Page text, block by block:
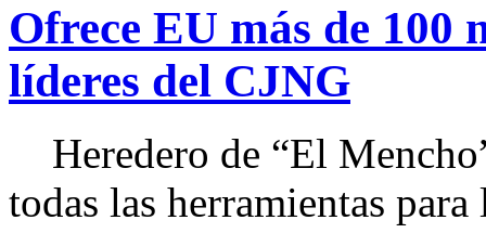
Ofrece EU más de 100
líderes del CJNG
Heredero de “El
todas las herramientas